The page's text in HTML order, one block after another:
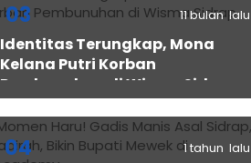
03 11 bulan lalu
Identitas Terungkap, Mona
Kelana Putri Korban
Pembunuhan di Wisma Sidrap
04 1 tahun lalu